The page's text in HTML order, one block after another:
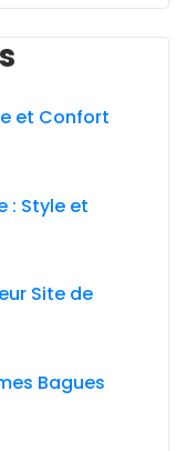
et Confort
: Style et
Site de
Bagues